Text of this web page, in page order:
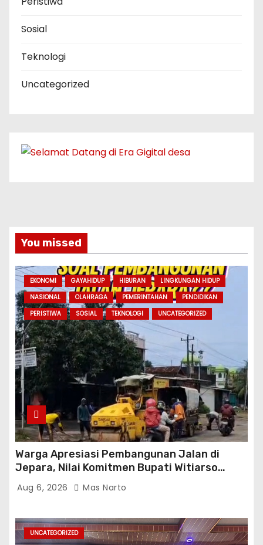
Sosial
Teknologi
Uncategorized
You missed
EKONOMI GAYAHIDUP HIBURAN
LINGKUNGAN HIDUP
NASIONAL
OLAHRAGA PEMERINTAHAN
PENDIDIKAN
PERISTIWA
SOSIAL TEKNOLOGI UNCATEGORIZED
Warga Apresiasi Pembangunan Jalan di
Jepara, Nilai Komitmen Bupati Witiarso
Tingkatkan Infrastruktur dan Perekonomian
Aug 6, 2026 Mas Narto
UNCATEGORIZED